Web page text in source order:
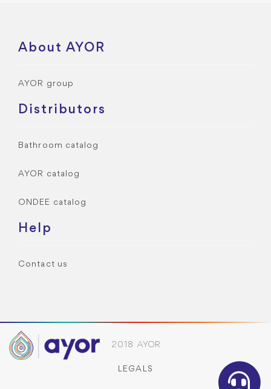
About AYOR
AYOR group
Distributors
Bathroom catalog
AYOR catalog
ONDEE catalog
Help
Contact us
2018 AYOR
LEGALS